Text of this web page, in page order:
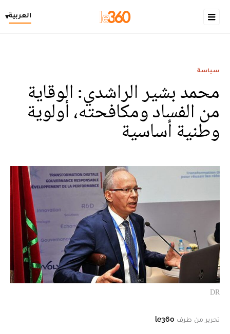
العربية▾
سياسة
محمد بشير الراشدي: الوقاية
من الفساد ومكافحته، أولوية
وطنية أساسية
DR
تحرير من طرف le360